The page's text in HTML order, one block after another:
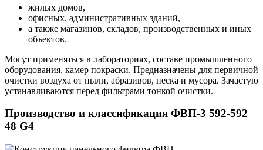
жилых домов,
офисных, административных зданий,
а также магазинов, складов, производственных и иных
объектов.
Могут применяться в лабораториях, составе промышленного
оборудования, камер покраски. Предназначены для первичной
очистки воздуха от пыли, абразивов, песка и мусора. Зачастую
устанавливаются перед фильтрами тонкой очистки.
Производство и классификация ФВП-3 592-592
48 G4